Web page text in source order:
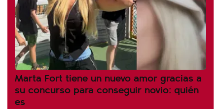
Marta Fort tiene un nuevo amor gracias a
su concurso para conseguir novio: quién
es